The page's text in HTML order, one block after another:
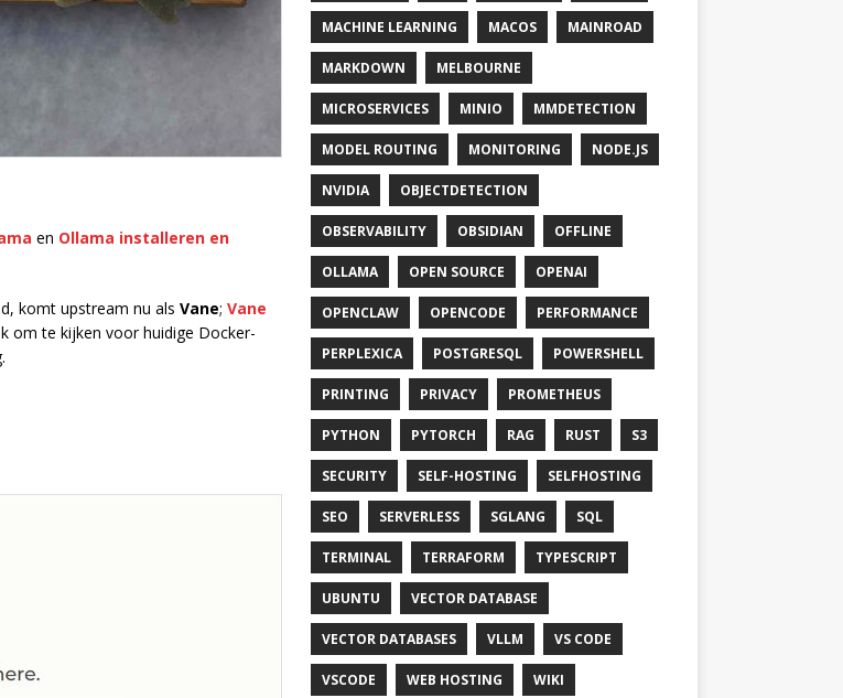
en Ollama installeren en
komt upstream nu als Vane; Vane
om te kijken voor huidige Docker-
MACHINE LEARNING MACOS MAINROAD
MARKDOWN MELBOURNE
MICROSERVICES MINIO MMDETECTION
MODEL ROUTING MONITORING NODE.JS
NVIDIA OBJECTDETECTION
OBSERVABILITY OBSIDIAN OFFLINE
OLLAMA OPEN SOURCE OPENAI
OPENCLAW OPENCODE PERFORMANCE
PERPLEXICA POSTGRESQL POWERSHELL
PRINTING PRIVACY PROMETHEUS
PYTHON PYTORCH RAG RUST S3
SECURITY SELF-HOSTING SELFHOSTING
SEO SERVERLESS SGLANG SQL
TERMINAL TERRAFORM TYPESCRIPT
UBUNTU VECTOR DATABASE
VECTOR DATABASES VLLM VS CODE
VSCODE WEB HOSTING WIKI